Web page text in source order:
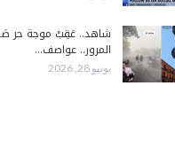
شاهد.. عَقِبْ موجة حر
المرور.. عواصف…
يونيو 28, 2026